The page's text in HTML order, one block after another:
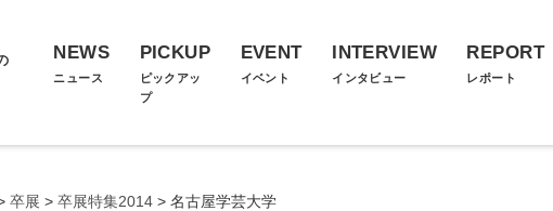
NEWS
ニュース
PICKUP
ピックアッ
プ
EVENT
イベント
INTERVIEW
インタビュー
REPORT
レポート
卒展 > 卒展特集2014 > 名古屋学芸大学